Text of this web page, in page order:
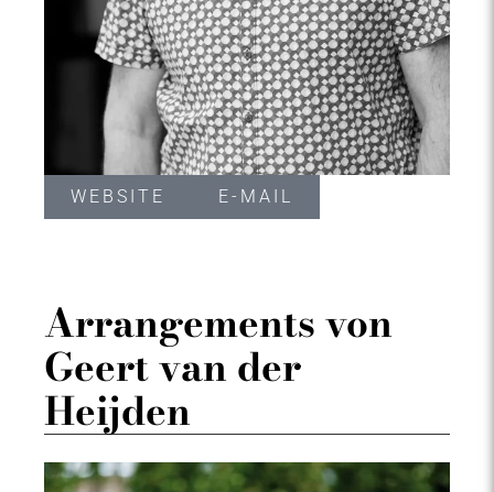
WEBSITE E-MAIL
Arrangements von
Geert van der
Heijden